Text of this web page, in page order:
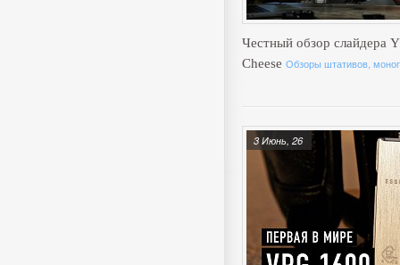
Честный обзор слайдера
Cheese Обзоры штативов,
3 Июнь, 26